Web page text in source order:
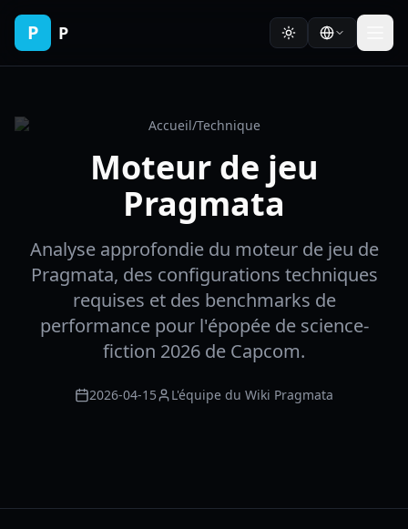
P P
Accueil/Technique
Moteur de jeu
Pragmata
Analyse approfondie du moteur de jeu de
Pragmata, des configurations techniques
requises et des benchmarks de
performance pour l'épopée de science-
fiction 2026 de Capcom.
2026-04-15 L'équipe du Wiki Pragmata